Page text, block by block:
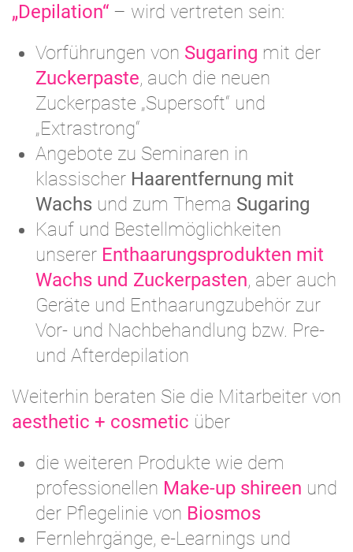
„Depilation“ – wird vertreten sein:
Vorführungen von Sugaring mit der
Zuckerpaste, auch die neuen
Zuckerpaste „Supersoft“ und
„Extrastrong“
Angebote zu Seminaren in
klassischer Haarentfernung mit
Wachs und zum Thema Sugaring
Kauf und Bestellmöglichkeiten
unserer Enthaarungsprodukten mit
Wachs und Zuckerpasten, aber auch
Geräte und Enthaarungzubehör zur
Vor- und Nachbehandlung bzw. Pre-
und Afterdepilation
Weiterhin beraten Sie die Mitarbeiter von
aesthetic + cosmetic über
die weiteren Produkte wie dem
professionellen Make-up shireen und
der Pflegelinie von Biosmos
Fernlehrgänge, e-Learnings und